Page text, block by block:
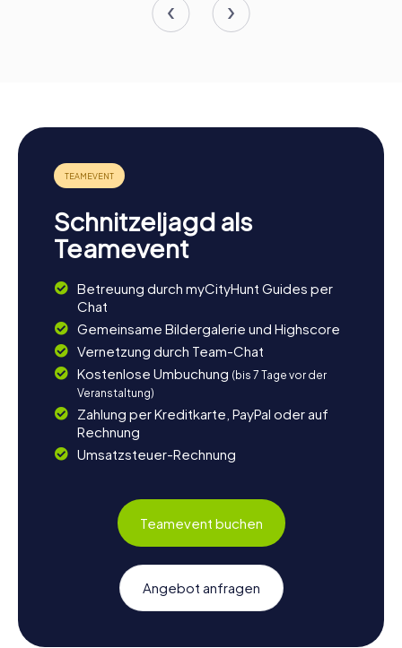
Schnitzeljagd als
Teamevent
Betreuung durch myCityHunt Guides per
Chat
Gemeinsame Bildergalerie und Highscore
Vernetzung durch Team-Chat
Kostenlose Umbuchung (bis 7 Tage vor der
Veranstaltung)
Zahlung per Kreditkarte, PayPal oder auf
Rechnung
Umsatzsteuer-Rechnung
Teamevent buchen
Angebot anfragen